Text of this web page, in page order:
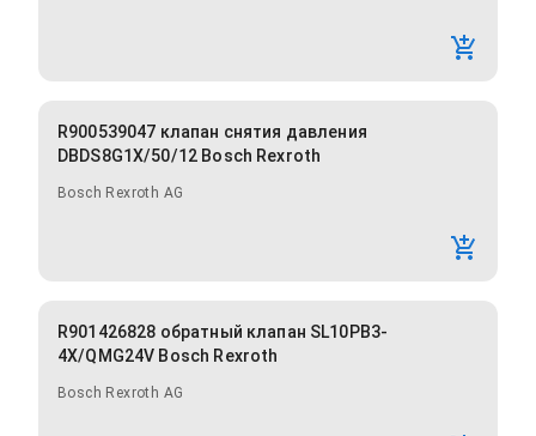
R900539047 клапан снятия давления
DBDS8G1X/50/12 Bosch Rexroth
Bosch Rexroth AG
R901426828 обратный клапан SL10PB3-
4X/QMG24V Bosch Rexroth
Bosch Rexroth AG